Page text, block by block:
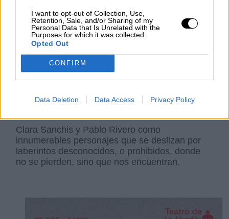
I want to opt-out of Collection, Use,
Retention, Sale, and/or Sharing of my
Personal Data that Is Unrelated with the
Purposes for which it was collected.
Opted Out
CONFIRM
Data Deletion Data Access Privacy Policy
Una sonrisa que se dibuja en el escenario, una
cara de asombro, un reto que no tiembla,
embriagados como estamos de las historias y
los personajes de Cortázar. Como hilo
recuerdos.
Clara Sanchis y Pablo Rivero como
innumerables personajes que se deslizan por
laberintos desconocidos, o prohibidos, donde
no se pierden, sino que nos encuentran.